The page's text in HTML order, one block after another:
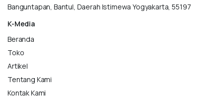
Banguntapan, Bantul, Daerah Istimewa Yogyakarta, 55197
K-Media
Beranda
Toko
Artikel
Tentang Kami
Kontak Kami